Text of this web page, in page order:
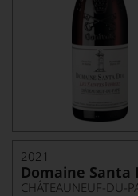
2021
Domaine Santa
CHÂTEAUNEUF-DU-